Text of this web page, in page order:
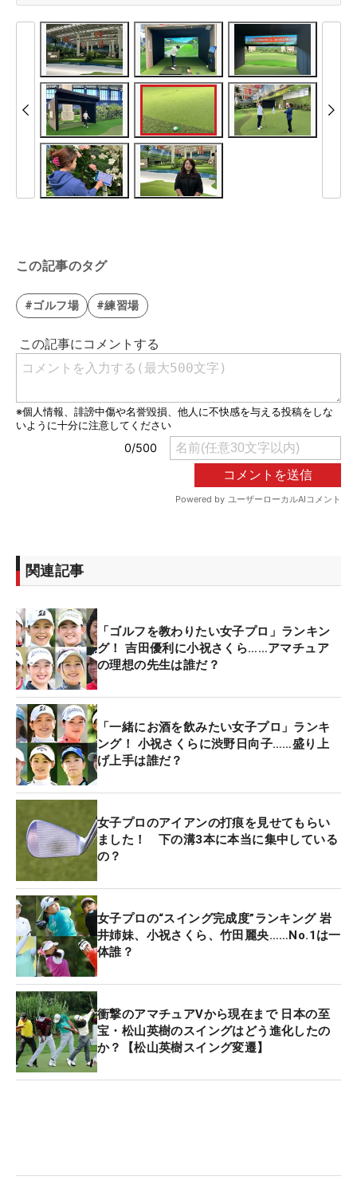
この記事のタグ
#ゴルフ場 #練習場
関連記事
「ゴルフを教わりたい女子プロ」ランキン
グ！ 吉田優利に小祝さくら……アマチュア
の理想の先生は誰だ？
「一緒にお酒を飲みたい女子プロ」ランキ
ング！ 小祝さくらに渋野日向子……盛り上
げ上手は誰だ？
女子プロのアイアンの打痕を見せてもらい
ました！ 下の溝3本に本当に集中している
の？
女子プロの“スイング完成度”ランキング 岩
井姉妹、小祝さくら、竹田麗央……No.1は一
体誰？
衝撃のアマチュアVから現在まで 日本の至
宝・松山英樹のスイングはどう進化したの
か？【松山英樹スイング変遷】